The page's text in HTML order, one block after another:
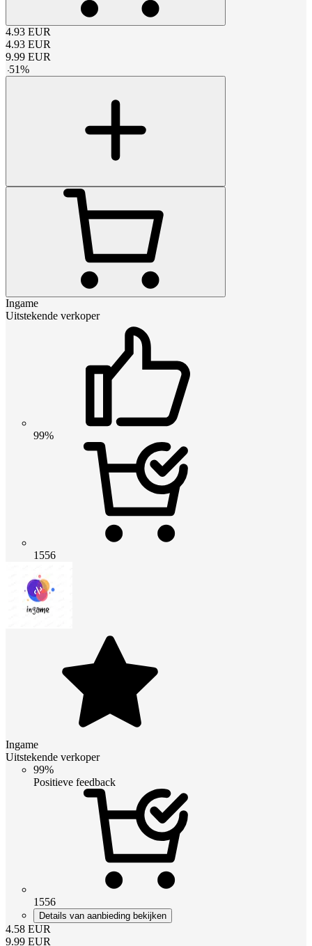
4.93 EUR
4.93 EUR
9.99 EUR
-51%
Ingame
Uitstekende verkoper
99%
1556
Ingame
Uitstekende verkoper
99%
Positieve feedback
1556
Details van aanbieding bekijken
4.58 EUR
9.99 EUR